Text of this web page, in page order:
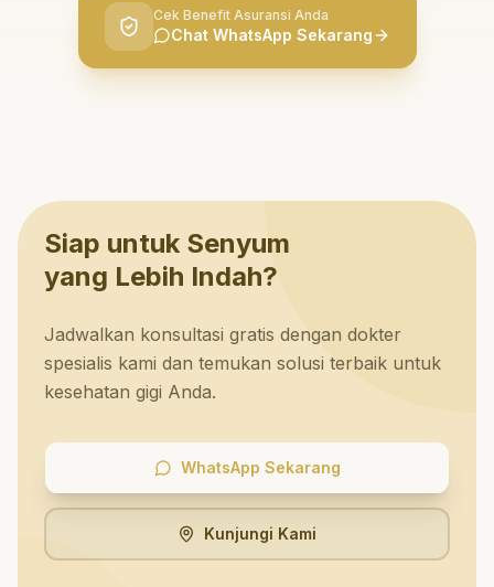
Cek Benefit Asuransi Anda
Chat WhatsApp Sekarang
Siap untuk Senyum
yang Lebih Indah?
Jadwalkan konsultasi gratis dengan dokter
spesialis kami dan temukan solusi terbaik untuk
kesehatan gigi Anda.
WhatsApp Sekarang
Kunjungi Kami